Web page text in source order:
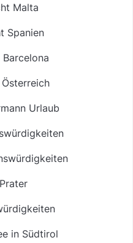
Malta
Spanien
Urlaub
in Südtirol